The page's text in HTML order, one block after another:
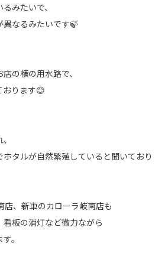
みたいで、
異なるみたいです🍃
の横の用水路で、
おります😊
タルが自然繁殖していると聞いており
店、新車のカローラ岐南店も
板の消灯など微力ながら
。